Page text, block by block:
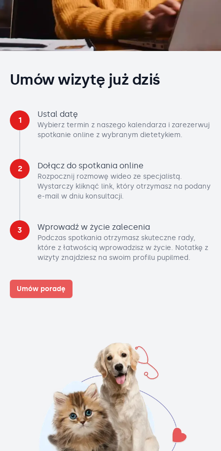
Umów wizytę już dziś
1
Ustal datę
Wybierz termin z naszego kalendarza i zarezerwuj
spotkanie online z wybranym dietetykiem.
2 Dołącz do spotkania online
Rozpocznij rozmowę wideo ze specjalistą.
Wystarczy kliknąć link, który otrzymasz na podany
e-mail w dniu konsultacji.
3 Wprowadź w życie zalecenia
Podczas spotkania otrzymasz skuteczne rady,
które z łatwością wprowadzisz w życie. Notatkę z
wizyty znajdziesz na swoim profilu pupilmed.
Umów poradę